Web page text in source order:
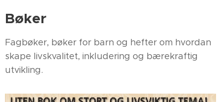
Bøker
Fagbøker, bøker for barn og hefter om hvordan
skape livskvalitet, inkludering og bærekraftig
utvikling.